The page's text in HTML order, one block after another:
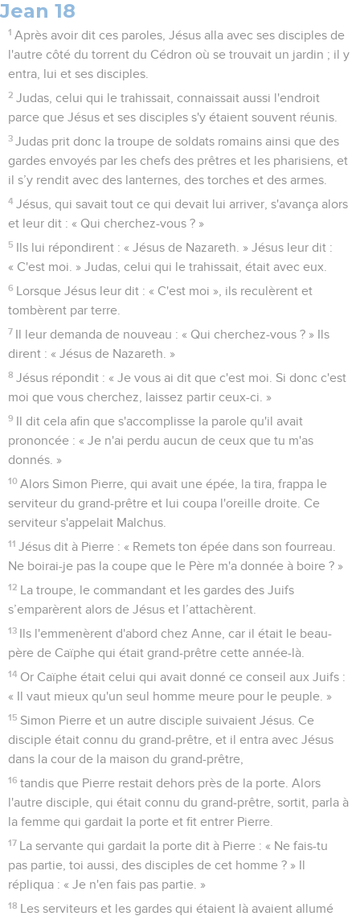
Jean 18
1 Après avoir dit ces paroles, Jésus alla avec ses disciples de
l'autre côté du torrent du Cédron où se trouvait un jardin ; il y
entra, lui et ses disciples.
2 Judas, celui qui le trahissait, connaissait aussi l'endroit
parce que Jésus et ses disciples s'y étaient souvent réunis.
3 Judas prit donc la troupe de soldats romains ainsi que des
gardes envoyés par les chefs des prêtres et les pharisiens, et
il s’y rendit avec des lanternes, des torches et des armes.
4 Jésus, qui savait tout ce qui devait lui arriver, s'avança alors
et leur dit : « Qui cherchez-vous ? »
5 Ils lui répondirent : « Jésus de Nazareth. » Jésus leur dit :
« C'est moi. » Judas, celui qui le trahissait, était avec eux.
6 Lorsque Jésus leur dit : « C'est moi », ils reculèrent et
tombèrent par terre.
7 Il leur demanda de nouveau : « Qui cherchez-vous ? » Ils
dirent : « Jésus de Nazareth. »
8 Jésus répondit : « Je vous ai dit que c'est moi. Si donc c'est
moi que vous cherchez, laissez partir ceux-ci. »
9 Il dit cela afin que s'accomplisse la parole qu'il avait
prononcée : « Je n'ai perdu aucun de ceux que tu m'as
donnés. »
10 Alors Simon Pierre, qui avait une épée, la tira, frappa le
serviteur du grand-prêtre et lui coupa l'oreille droite. Ce
serviteur s'appelait Malchus.
11 Jésus dit à Pierre : « Remets ton épée dans son fourreau.
Ne boirai-je pas la coupe que le Père m'a donnée à boire ? »
12 La troupe, le commandant et les gardes des Juifs
s’emparèrent alors de Jésus et l’attachèrent.
13 Ils l'emmenèrent d'abord chez Anne, car il était le beau-
père de Caïphe qui était grand-prêtre cette année-là.
14 Or Caïphe était celui qui avait donné ce conseil aux Juifs :
« Il vaut mieux qu'un seul homme meure pour le peuple. »
15 Simon Pierre et un autre disciple suivaient Jésus. Ce
disciple était connu du grand-prêtre, et il entra avec Jésus
dans la cour de la maison du grand-prêtre,
16 tandis que Pierre restait dehors près de la porte. Alors
l'autre disciple, qui était connu du grand-prêtre, sortit, parla à
la femme qui gardait la porte et fit entrer Pierre.
17 La servante qui gardait la porte dit à Pierre : « Ne fais-tu
pas partie, toi aussi, des disciples de cet homme ? » Il
répliqua : « Je n'en fais pas partie. »
18 Les serviteurs et les gardes qui étaient là avaient allumé